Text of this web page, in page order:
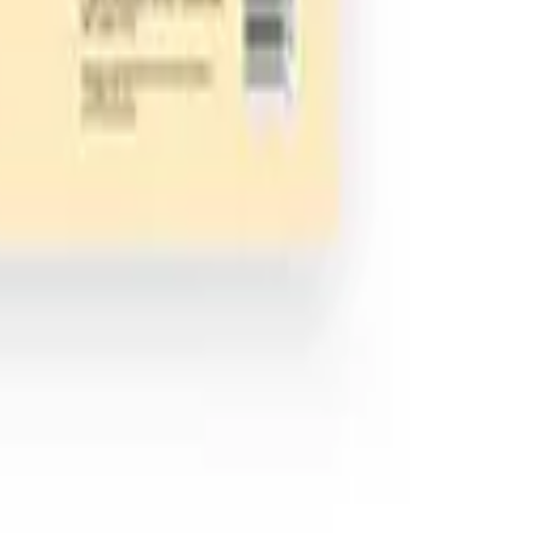
Rosado